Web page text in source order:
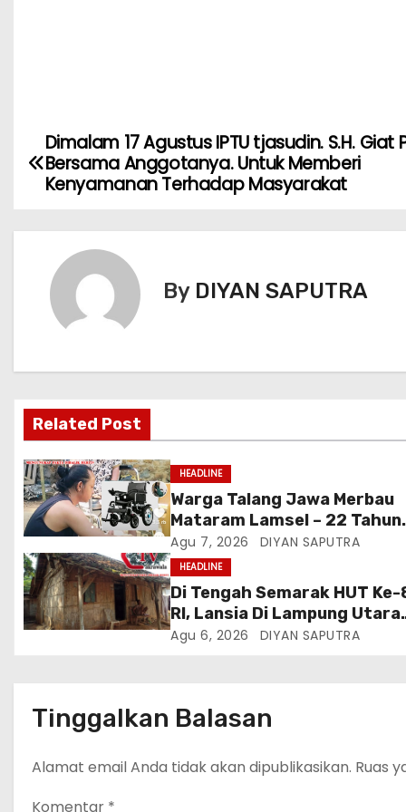
Dimalam 17 Agustus IPTU tjasudin. S.H. Giat
Bersama Anggotanya. Untuk Memberi
Kenyamanan Terhadap Masyarakat
By DIYAN SAPUTRA
Related Post
HEADLINE
Warga Talang Jawa Merbau
Mataram Lamsel – 22 Tahun
Lumpuh Vina Agustina Viral
Tiktok Inginkan Kursi Roda
Listrik, Kepala Perwakilan
Provinsi Lampung Media
Cakrawala Tv Meminta
Lamsel Bertindak
Agu 7, 2026 DIYAN SAPUTRA
HEADLINE
Di Tengah Semarak HUT Ke-
RI, Lansia Di Lampung Utara
Hidup Memprihatinkan
Agu 6, 2026 DIYAN SAPUTRA
Tinggalkan Balasan
Alamat email Anda tidak akan dipublikasikan. Ruas
Komentar *